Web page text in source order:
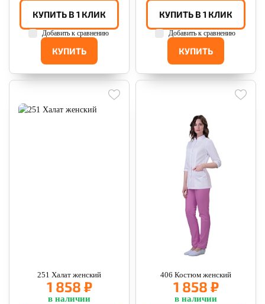
КУПИТЬ
КУПИТЬ В 1 КЛИК
Добавить к сравнению
КУПИТЬ
КУПИТЬ В 1 КЛИК
Добавить к сравнению
251 Халат женский
1 858 ₽
в наличии
406 Костюм женский
1 858 ₽
в наличии